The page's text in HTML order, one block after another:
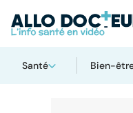
Santé Bien-